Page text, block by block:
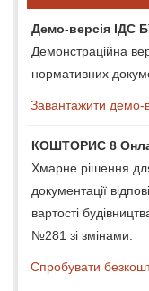
Демо-версія ІДС
Демонстраційна
нормативних
Завантажити демо-
КОШТОРИС 8
Хмарне рішення
документації
вартості
№281 зі змінами.
Спробувати